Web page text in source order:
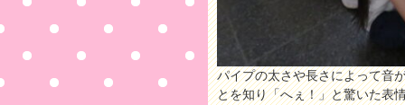
パイプの太さや長さによって音
とを知り「へぇ！」と驚いた表